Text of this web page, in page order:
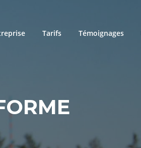
Tarifs Témoignages